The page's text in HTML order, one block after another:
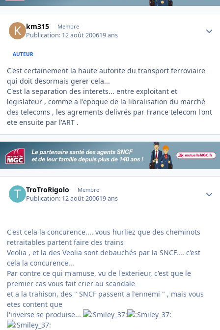
km315 Membre
Publication: 12 août 200619 ans
AUTEUR
C'est certainement la haute autorite du transport ferroviaire
qui doit desormais gerer cela...
C'est la separation des interets... entre exploitant et
legislateur , comme a l'epoque de la libralisation du marché
des telecoms , les agrements delivrés par France telecom l'ont
ete ensuite par l'ART .
TroTroRigolo Membre
Publication: 12 août 200619 ans
C'est cela la concurence.... vous hurliez que des cheminots
retraitables partent faire des trains
Veolia , et la des Veolia sont debauchés par la SNCF.... c'est
cela la concurence...
Par contre ce qui m'amuse, vu de l'exterieur, c'est que le
premier cas vous fait crier au scandale
et a la trahison, des " SNCF passent a l'ennemi " , mais vous
etes content que
l'inverse se produise...